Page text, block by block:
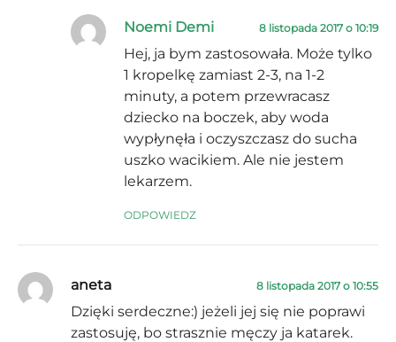
Noemi Demi 8 listopada 2017 o 10:19
Hej, ja bym zastosowała. Może tylko
1 kropelkę zamiast 2-3, na 1-2
minuty, a potem przewracasz
dziecko na boczek, aby woda
wypłynęła i oczyszczasz do sucha
uszko wacikiem. Ale nie jestem
lekarzem.
ODPOWIEDZ
aneta 8 listopada 2017 o 10:55
Dzięki serdeczne:) jeżeli jej się nie poprawi
zastosuję, bo strasznie męczy ja katarek.